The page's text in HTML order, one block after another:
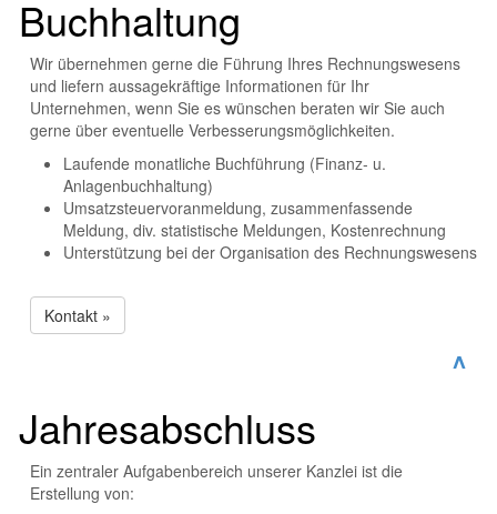
Buchhaltung
Wir übernehmen gerne die Führung Ihres Rechnungswesens
und liefern aussagekräftige Informationen für Ihr
Unternehmen, wenn Sie es wünschen beraten wir Sie auch
gerne über eventuelle Verbesserungsmöglichkeiten.
Laufende monatliche Buchführung (Finanz- u.
Anlagenbuchhaltung)
Umsatzsteuervoranmeldung, zusammenfassende
Meldung, div. statistische Meldungen, Kostenrechnung
Unterstützung bei der Organisation des Rechnungswesens
Kontakt »
^
Jahresabschluss
Ein zentraler Aufgabenbereich unserer Kanzlei ist die
Erstellung von: